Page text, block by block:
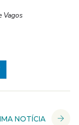
Vagos
NOTÍCIA